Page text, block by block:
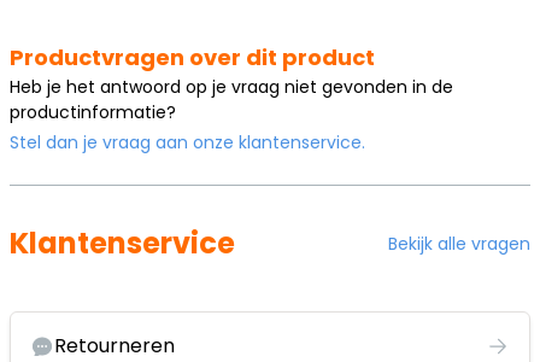
Productvragen over dit product
Heb je het antwoord op je vraag niet gevonden in de
productinformatie?
Stel dan je vraag aan onze klantenservice.
Klantenservice Bekijk alle vragen
Retourneren